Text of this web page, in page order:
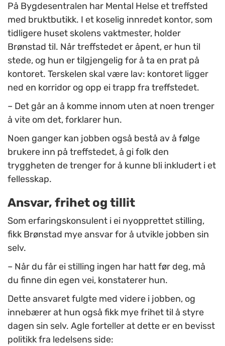
På Bygdesentralen har Mental Helse et treffsted
med bruktbutikk. I et koselig innredet kontor, som
tidligere huset skolens vaktmester, holder
Brønstad til. Når treffstedet er åpent, er hun til
stede, og hun er tilgjengelig for å ta en prat på
kontoret. Terskelen skal være lav: kontoret ligger
ned en korridor og opp ei trapp fra treffstedet.
– Det går an å komme innom uten at noen trenger
å vite om det, forklarer hun.
Noen ganger kan jobben også bestå av å følge
brukere inn på treffstedet, å gi folk den
tryggheten de trenger for å kunne bli inkludert i et
fellesskap.
Ansvar, frihet og tillit
Som erfaringskonsulent i ei nyopprettet stilling,
fikk Brønstad mye ansvar for å utvikle jobben sin
selv.
– Når du får ei stilling ingen har hatt før deg, må
du finne din egen vei, konstaterer hun.
Dette ansvaret fulgte med videre i jobben, og
innebærer at hun også fikk mye frihet til å styre
dagen sin selv. Agle forteller at dette er en bevisst
politikk fra ledelsens side: